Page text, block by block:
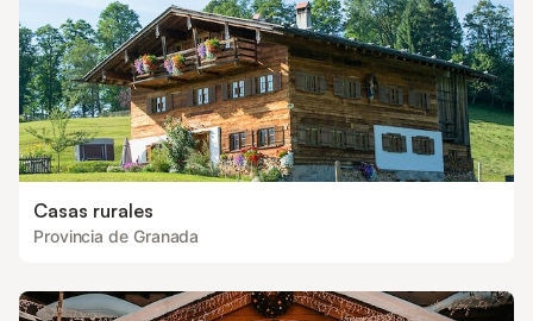
Casas rurales
Provincia de Granada